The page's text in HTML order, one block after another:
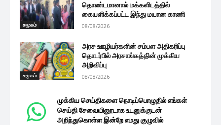
சமூகம்
தொண்டமானால் மக்களிடத்தில்
கையளிக்கப்பட்ட இந்து மயான காணி
08/08/2026
சமூகம்
அரச ஊழியர்களின் சம்பள அதிகரிப்பு
தொடர்பில் அரசாங்கத்தின் முக்கிய
அறிவிப்பு
08/08/2026
முக்கிய செய்திகளை நொடிப்பொழுதில் எங்கள்
செய்தி சேவையினூடாக உடனுக்குடன்
அறிந்துகொள்ள இன்றே எமது குழுவில்